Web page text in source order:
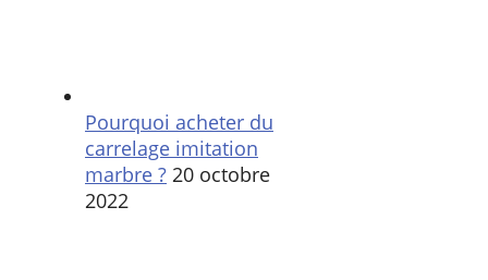
Pourquoi acheter du
carrelage imitation
marbre ? 20 octobre
2022